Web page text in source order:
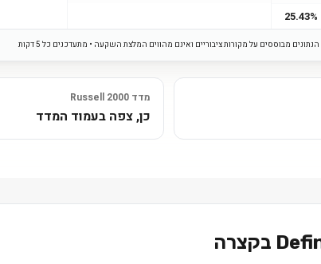
25.43%
הנתונים מבוססים על מקורות ציבוריים ואינם מהווים המלצת השקעה • מתעדכנים כל 5 דקות
מדד Russell 2000
כן, צפה בעמוד המדד